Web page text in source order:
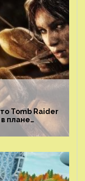
Tomb Raider
плане